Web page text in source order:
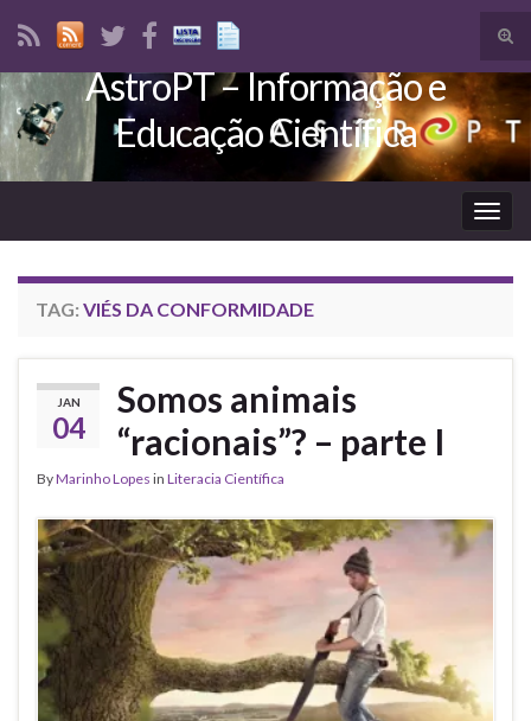
Search for:
AstroPT – Informação e
Educação Científica
TAG: VIÉS DA CONFORMIDADE
JAN
04
Somos animais
“racionais”? – parte I
ByMarinho Lopes in Literacia Científica